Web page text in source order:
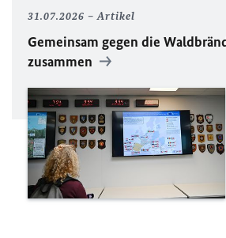
31.07.2026 Artikel
Gemeinsam gegen die
zusammen